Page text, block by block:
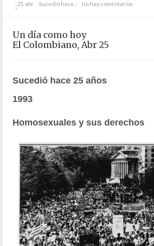
;25. abr Sucedió hace... No hay comentarios
Un día como hoy
El Colombiano, Abr 25
Sucedió hace 25 años
1993
Homosexuales y sus derechos